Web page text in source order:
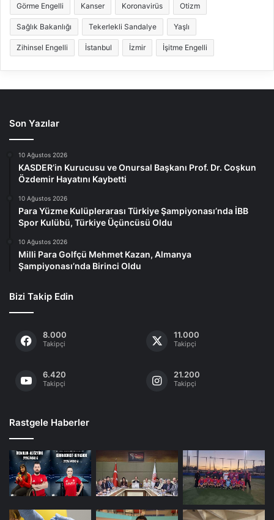
Görme Engelli Kanser Koronavirüs Otizm
Sağlık Bakanlığı Tekerlekli Sandalye Yaşlı
Zihinsel Engelli İstanbul İzmir İşitme Engelli
Son Yazılar
10 Ağustos 2026
KASDER’in Kurucusu ve Onursal Başkanı Prof. Dr. Coşkun
Özdemir Hayatını Kaybetti
10 Ağustos 2026
Para Yüzme Kulüplerarası Türkiye Şampiyonası’nda İBB
Spor Kulübü, Türkiye Üçüncüsü Oldu
10 Ağustos 2026
Milli Para Golfçü Mehmet Kazan, Almanya
Şampiyonası’nda Birinci Oldu
Bizi Takip Edin
8.000
Takipçi
11.000
Takipçi
6.420
Takipçi
21.200
Takipçi
Rastgele Haberler